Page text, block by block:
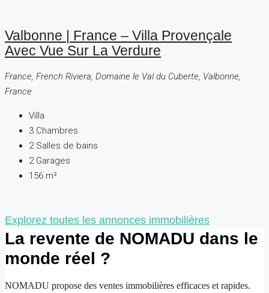
Valbonne | France – Villa Provençale
Avec Vue Sur La Verdure
France, French Riviera, Domaine le Val du Cuberte, Valbonne,
France
Villa
3 Chambres
2 Salles de bains
2 Garages
156 m²
Explorez toutes les annonces immobilières
La revente de NOMADU dans le
monde réel ?
NOMADU propose des ventes immobilières efficaces et rapides.